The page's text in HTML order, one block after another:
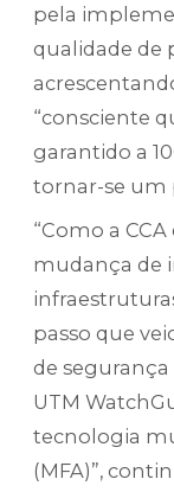
pela
qualidade de
“consciente
garantido a
tornar-se um
“Como a
mudança de
passo que
de segurança
UTM
tecnologia
(MFA)”,